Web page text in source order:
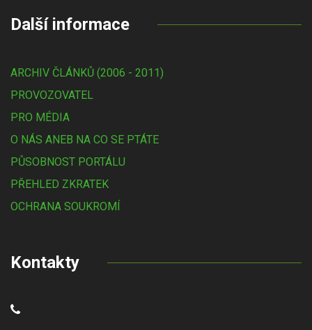
Další informace
ARCHIV ČLÁNKŮ (2006 - 2011)
PROVOZOVATEL
PRO MÉDIA
O NÁS ANEB NA CO SE PTÁTE
PŮSOBNOST PORTÁLU
PŘEHLED ZKRATEK
OCHRANA SOUKROMÍ
Kontakty